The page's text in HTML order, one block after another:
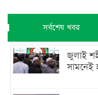
সর্বশেষ খবর
জুলাই
সামনেই